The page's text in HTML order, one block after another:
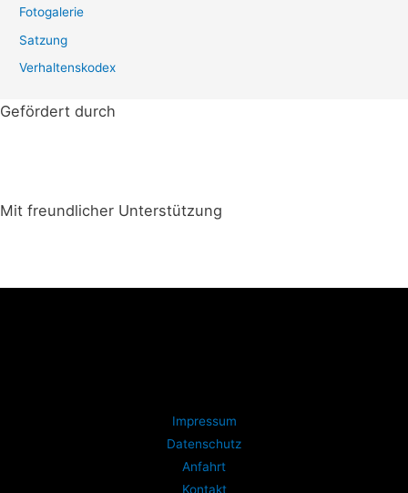
Fotogalerie
Satzung
Verhaltenskodex
Gefördert durch
Mit freundlicher Unterstützung
Impressum
Datenschutz
Anfahrt
Kontakt